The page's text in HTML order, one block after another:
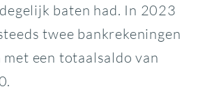
baten had. In 2023
twee bankrekeningen
met een totaalsaldo van